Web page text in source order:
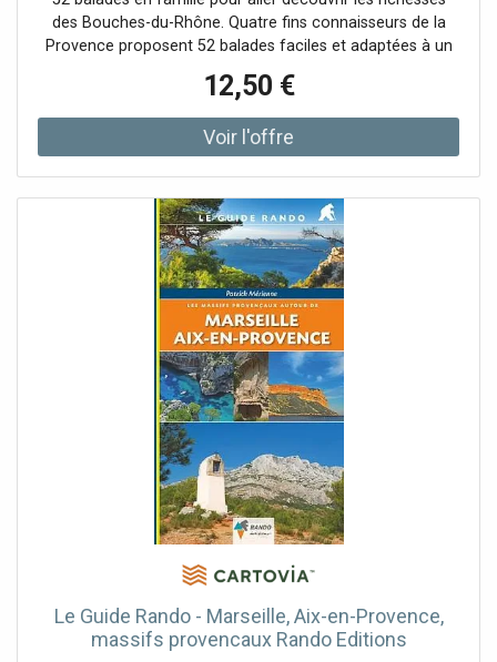
des Bouches-du-Rhône. Quatre fins connaisseurs de la
Provence proposent 52 balades faciles et adaptées à un
et Marseille, avec quelques incursions dans le Luberon et
le Var. Idéal pour découvrir les Calanques, la Sainte-
Victoire, la Sainte-Baume, le Garlaban, la chaîne des Côtes
ou la Côte Bleue ! En sus des cartes en couleurs, des
photos, sont répertoriées de précieuses informations, et
notamment les « p'tits plus » pour agrémenter l'escapade
du jour. Installés en Provence, les auteurs sont tous
accompagnateurs en montagne. Ils ont la volonté de faire
partager, tant par les mots que par la randonnée, cette
Provence aux multiples visages tout en alertant sur la
fragilité de cette nature généreuse.
12,50 €
Le Guide Rando - Marseille, Aix-en-Provence,
massifs provencaux Rando Editions